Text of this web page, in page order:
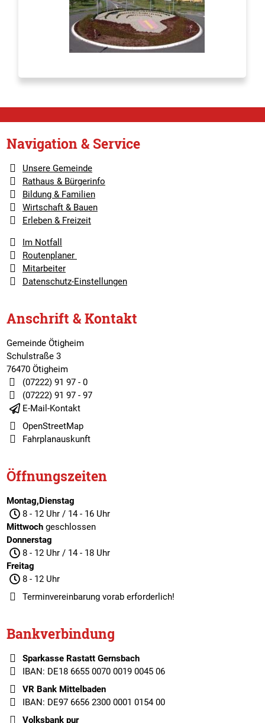
Navigation & Service
Unsere Gemeinde
Rathaus & Bürgerinfo
Bildung & Familien
Wirtschaft & Bauen
Erleben & Freizeit
Im Notfall
Routenplaner
Mitarbeiter
Datenschutz-Einstellungen
Anschrift & Kontakt
Gemeinde Ötigheim
Schulstraße 3
76470 Ötigheim
(07222) 91 97 - 0
(07222) 91 97 - 97
E-Mail-Kontakt
OpenStreetMap
Fahrplanauskunft
Öffnungszeiten
Montag,Dienstag
8 - 12 Uhr / 14 - 16 Uhr
Mittwochgeschlossen
Donnerstag
8 - 12 Uhr / 14 - 18 Uhr
Freitag
8 - 12 Uhr
Terminvereinbarungvorab erforderlich!
Bankverbindung
Sparkasse Rastatt Gernsbach
IBAN: DE18 6655 0070 0019 0045 06
VR Bank Mittelbaden
IBAN: DE97 6656 2300 0001 0154 00
Volksbank pur